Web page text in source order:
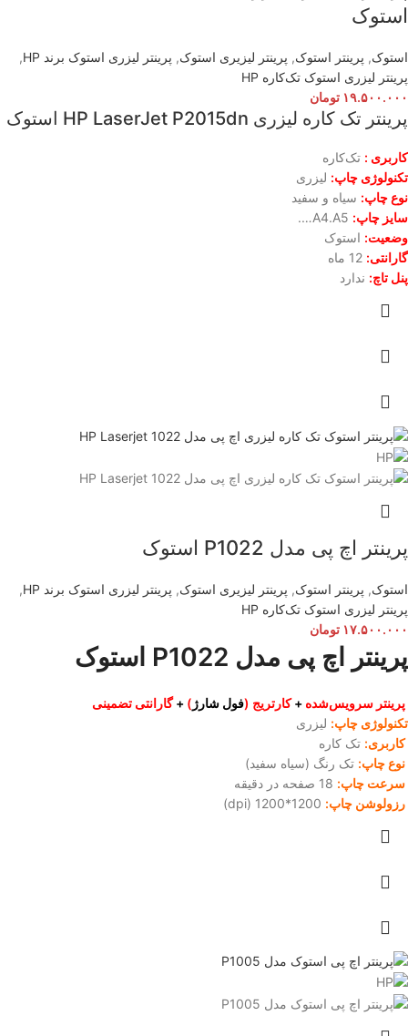
استوک
استوک, پرینتر استوک, پرینتر لیزیری استوک, پرینتر لیزری استوک برند HP
,
پرینتر لیزری استوک تک‌کار‌ه HP
۱۹.۵۰۰.۰۰۰ تومان
پرینتر تک کاره لیزری HP LaserJet P2015dn استوک
کاربری : تک‌کاره
تکنولوژی چاپ: لیزری
نوع چاپ: سیاه و سفید
سایز چاپ:
وضعیت: استوک
گارانتی:
پنل تاچ: ندارد
پرینتر اچ پی مدل P1022 استوک
استوک, پرینتر استوک, پرینتر لیزیری استوک, پرینتر لیزری استوک برند HP
,
پرینتر لیزری استوک تک‌کار‌ه HP
۱۷.۵۰۰.۰۰۰ تومان
پرینتر اچ پی مدل P1022 استوک
پرینتر سرویس‌شده +کارتریج (فول شارژ )
+گارانتی تضمینی
تکنولوژی چاپ: لیزری
کاربری: تک کاره
نوع چاپ: تک رنگ (سیاه سفید)
سرعت چاپ:
رزولوشن چاپ: 1200*1200 (dpi)